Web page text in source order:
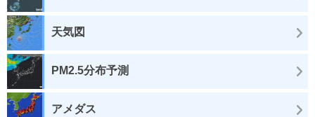
天気図
PM2.5分布予測
アメダス